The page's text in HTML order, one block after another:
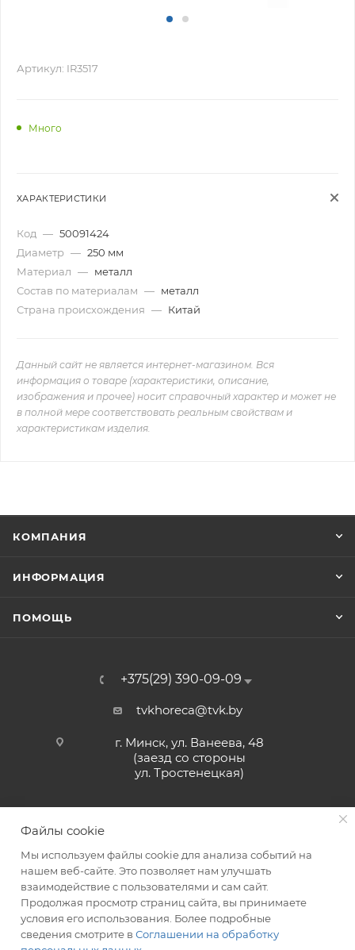
Артикул: IR3517
Много
ХАРАКТЕРИСТИКИ
Код — 50091424
Диаметр — 250 мм
Материал — металл
Состав по материалам — металл
Страна происхождения — Китай
Данный сайт не является интернет-магазином. Вся
информация о товаре (характеристики, описание,
изображения и прочее) носит справочный характер и может не
в полной мере соответствовать реальным свойствам и
характеристикам изделия.
КОМПАНИЯ
ИНФОРМАЦИЯ
ПОМОЩЬ
+375(29) 390-09-09
tvkhoreca@tvk.by
г. Минск, ул. Ванеева, 48
(заезд со стороны
ул. Тростенецкая)
2026 © ЗАО «ТВК»
Файлы cookie
Мы используем файлы cookie для анализа событий на
нашем веб-сайте. Это позволяет нам улучшать
взаимодействие с пользователями и сам сайт.
Продолжая просмотр страниц сайта, вы принимаете
условия его использования. Более подробные
сведения смотрите в Соглашении на обработку